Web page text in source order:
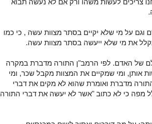
וגם על מי שלא יקיים בסתר מצוות עשה , כי כמו
את מי שלא ייעשה בסתר מצוות עשה.
של האדם. לפי הרמב"ן התורה מדברת במקרה
אותן, ומי שמקיים את המצוות מקבל שכר, ומי
מדברת ואומרת שהוא לא מקים את דברי
מפה כי לא כתוב "אשר לא יעשה את דברי התורה